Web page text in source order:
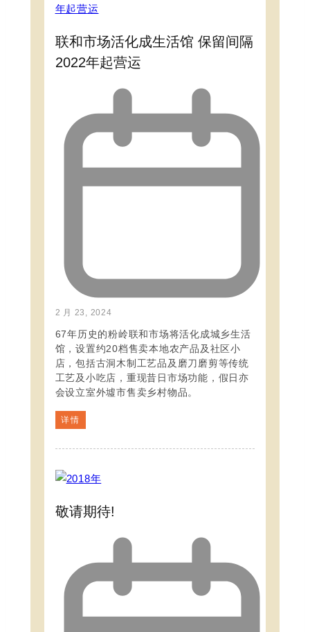
联和市场活化成生活馆 保留间隔
2022年起营运
2 月 23, 2024
67年历史的粉岭联和市场将活化成城乡生活
馆，设置约20档售卖本地农产品及社区小
店，包括古洞木制工艺品及磨刀磨剪等传统
工艺及小吃店，重现昔日市场功能，假日亦
会设立室外墟市售卖乡村物品。
详情
敬请期待!